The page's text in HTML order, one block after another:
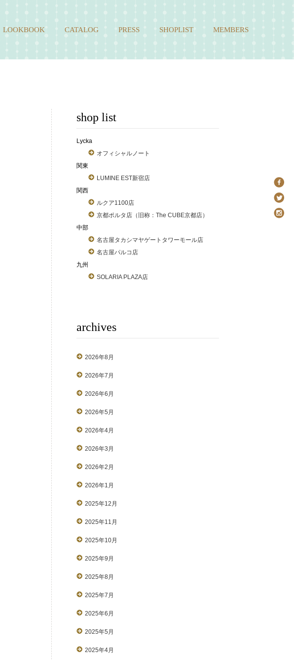
LOOKBOOK CATALOG PRESS SHOPLIST MEMBERS
shop list
Lycka
オフィシャルノート
関東
LUMINE EST新宿店
関西
ルクア1100店
京都ポルタ店（旧称：The CUBE京都店）
中部
名古屋タカシマヤゲートタワーモール店
名古屋パルコ店
九州
SOLARIA PLAZA店
archives
2026年8月
2026年7月
2026年6月
2026年5月
2026年4月
2026年3月
2026年2月
2026年1月
2025年12月
2025年11月
2025年10月
2025年9月
2025年8月
2025年7月
2025年6月
2025年5月
2025年4月